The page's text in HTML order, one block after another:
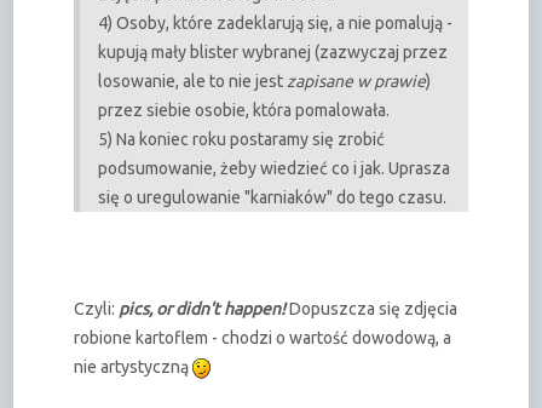
4) Osoby, które zadeklarują się, a nie pomalują -
kupują mały blister wybranej (zazwyczaj przez
losowanie, ale to nie jest zapisane w prawie)
przez siebie osobie, która pomalowała.
5) Na koniec roku postaramy się zrobić
podsumowanie, żeby wiedzieć co i jak. Uprasza
się o uregulowanie "karniaków" do tego czasu.
Czyli: pics, or didn't happen!Dopuszcza się zdjęcia
robione kartoflem - chodzi o wartość dowodową, a
nie artystyczną